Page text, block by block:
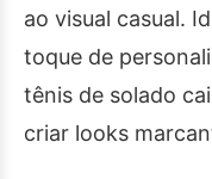
ao visual casual.
toque de
tênis de solado
criar looks